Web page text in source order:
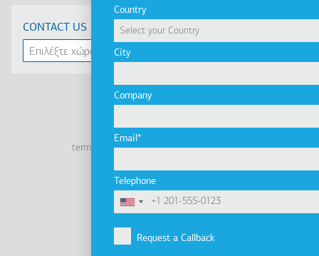
Country
City
Company
Email
Telephone
Request a Callback
CONTACT US
LinkedinFacebook
YoutubeInstagram
terms of use privacy policy cookie policy
Tel: +30 2341 038 100
Υποσέλιδο
Η εταιρία
Εταιρικό προφίλ